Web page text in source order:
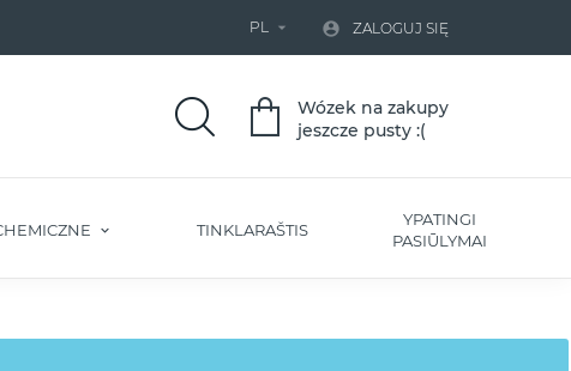
PL   ZALOGUJ SIĘ
Wózek na zakupy
jeszcze pusty :(
TINKLARAŠTIS
YPATINGI
PASIŪLYMAI